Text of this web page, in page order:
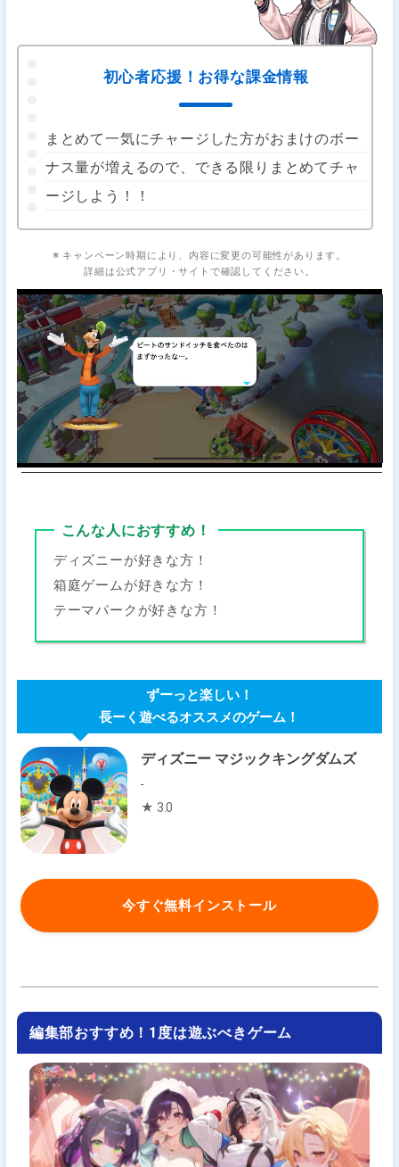
初心者応援！お得な課金情報
まとめて一気にチャージした方がおまけのボー
ナス量が増えるので、できる限りまとめてチャ
ージしよう！！
※ キャンペーン時期により、内容に変更の可能性があります。
詳細は公式アプリ・サイトで確認してください。
こんな人におすすめ！
ディズニーが好きな方！
箱庭ゲームが好きな方！
テーマパークが好きな方！
ずーっと楽しい！
長ーく遊べるオススメのゲーム！
ディズニー マジックキングダムズ
-
★ 3.0
今すぐ無料インストール
編集部おすすめ！1度は遊ぶべきゲーム